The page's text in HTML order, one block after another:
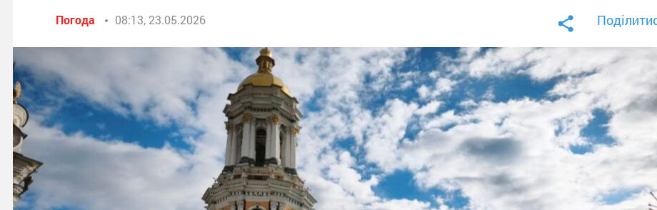
Погода 08:13, 23.05.2026